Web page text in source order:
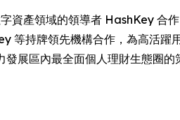
產領域的領導者 HashKey 合
等持牌領先機構合作，為高活躍
展區內最全面個人理財生態圈